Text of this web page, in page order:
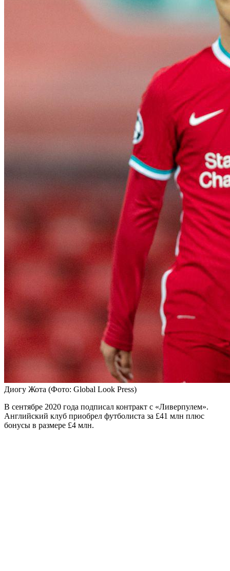
Диогу Жота (Фото: Global Look Press)
В сентябре 2020 года подписал контракт с «Ливерпулем».
Английский клуб приобрел футболиста за £41 млн плюс
бонусы в размере £4 млн.